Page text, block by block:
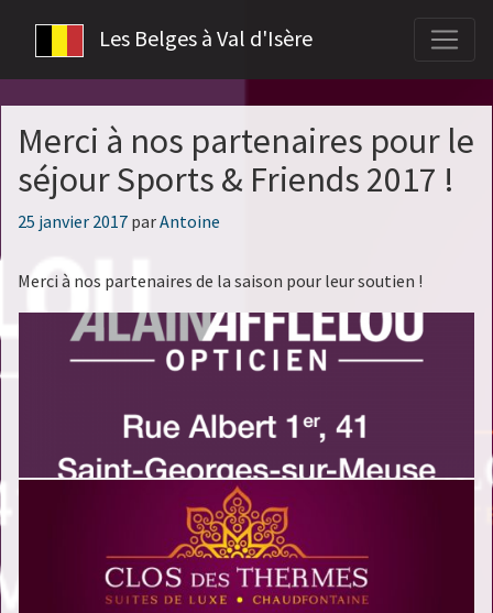
Les Belges à Val d'Isère
Merci à nos partenaires pour le
séjour Sports & Friends 2017 !
Publié
25 janvier 2017 parAntoine
Merci à nos partenaires de la saison pour leur soutien !